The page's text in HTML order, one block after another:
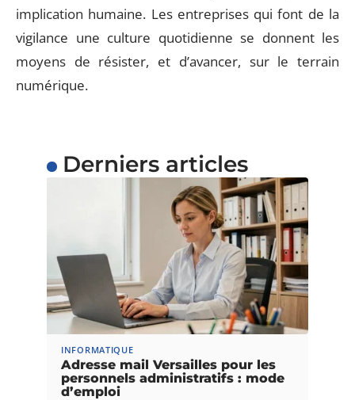
implication humaine. Les entreprises qui font de la
vigilance une culture quotidienne se donnent les
moyens de résister, et d’avancer, sur le terrain
numérique.
Derniers articles
INFORMATIQUE
Adresse mail Versailles pour les
personnels administratifs : mode
d’emploi